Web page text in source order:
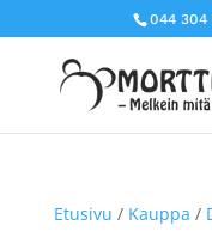
044 304
Etusivu / Kauppa /